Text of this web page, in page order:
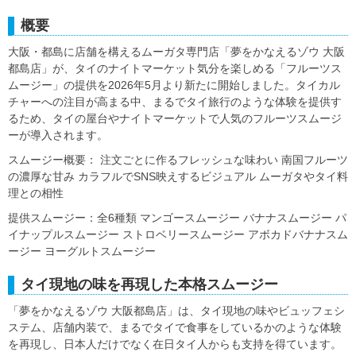
概要
大阪・都島に店舗を構えるムーガタ専門店「夢をかなえるゾウ 大阪
都島店」が、タイのナイトマーケット気分を楽しめる「フルーツス
ムージー」の提供を2026年5月より新たに開始しました。タイカル
チャーへの注目が高まる中、まるでタイ旅行のような体験を提供す
るため、タイの屋台やナイトマーケットで人気のフルーツスムージ
ーが導入されます。
スムージー概要： 注文ごとに作るフレッシュな味わい 南国フルーツ
の濃厚な甘み カラフルでSNS映えするビジュアル ムーガタやタイ料
理との相性
提供スムージー：全6種類 マンゴースムージー バナナスムージー パ
イナップルスムージー ストロベリースムージー アボカドバナナスム
ージー ヨーグルトスムージー
タイ現地の味を再現した本格スムージー
「夢をかなえるゾウ 大阪都島店」は、タイ現地の味やビュッフェシ
ステム、店舗内装で、まるでタイで食事をしているかのような体験
を再現し、日本人だけでなく在日タイ人からも支持を得ています。